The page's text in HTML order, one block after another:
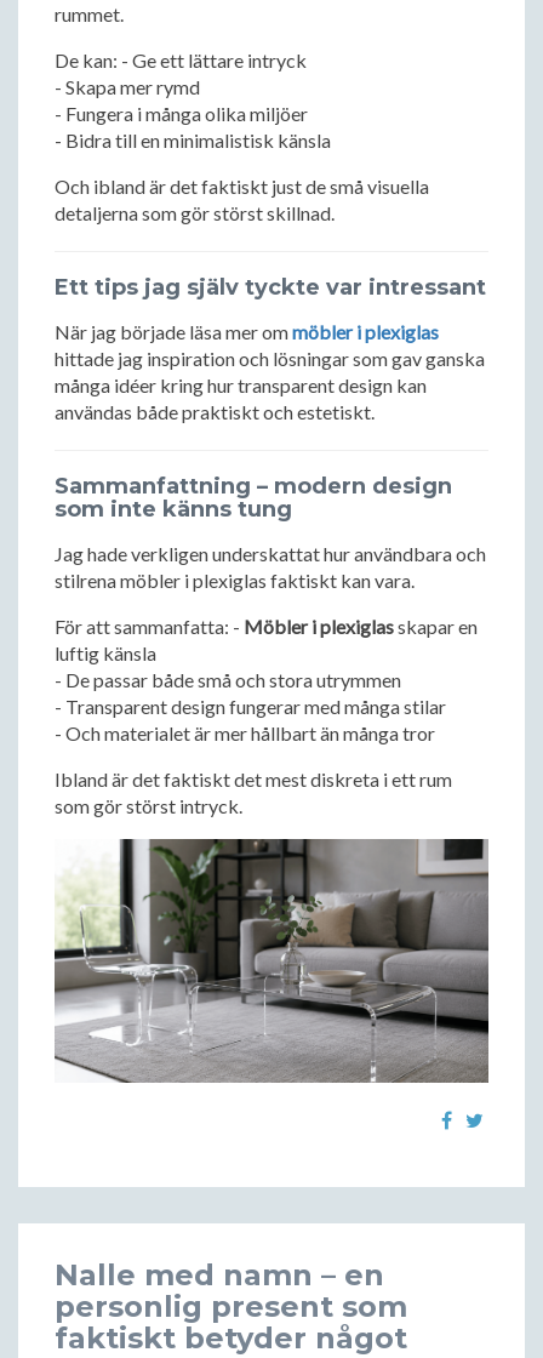
rummet.
De kan: - Ge ett lättare intryck
- Skapa mer rymd
- Fungera i många olika miljöer
- Bidra till en minimalistisk känsla
Och ibland är det faktiskt just de små visuella
detaljerna som gör störst skillnad.
Ett tips jag själv tyckte var intressant
När jag började läsa mer ommöbler i plexiglas
hittade jag inspiration och lösningar som gav ganska
många idéer kring hur transparent design kan
användas både praktiskt och estetiskt.
Sammanfattning – modern design
som inte känns tung
Jag hade verkligen underskattat hur användbara och
stilrena möbler i plexiglas faktiskt kan vara.
För att sammanfatta: - Möbler i plexiglasskapar en
luftig känsla
- De passar både små och stora utrymmen
- Transparent design fungerar med många stilar
- Och materialet är mer hållbart än många tror
Ibland är det faktiskt det mest diskreta i ett rum
som gör störst intryck.
Nalle med namn – en
personlig present som
faktiskt betyder något